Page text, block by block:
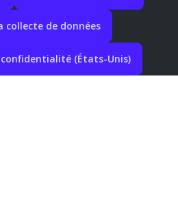
collecte de données
(États-Unis)